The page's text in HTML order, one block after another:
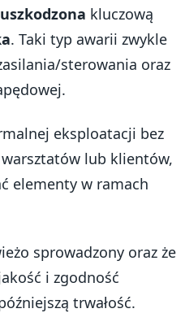
kluczową
. Taki typ awarii zwykle
sterowania oraz
eksploatacji bez
lub klientów,
elementy w ramach
sprowadzony oraz że
i zgodność
trwałość.